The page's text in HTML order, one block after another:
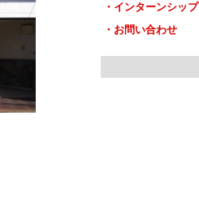
インターンシップ
お問い合わせ